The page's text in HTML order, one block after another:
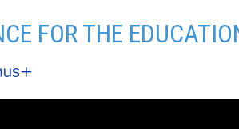
FOR THE